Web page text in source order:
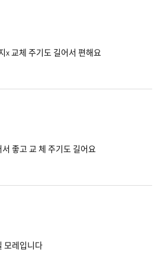
x 교체 주기도 길어서 편해요
좋고 교 체 주기도 길어요
모레입니다